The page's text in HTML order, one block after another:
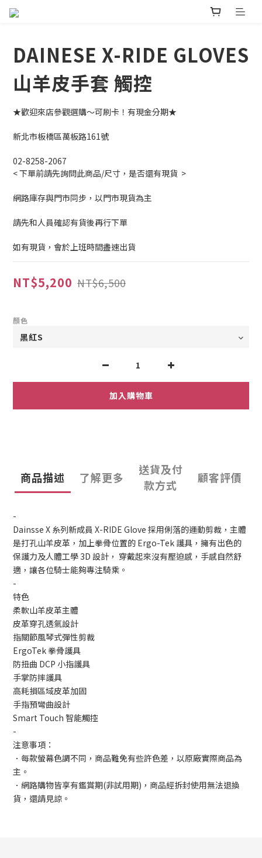
DAINESE X-RIDE GLOVES
山羊皮手套 觸控
★歡迎來店參觀選購～可刷卡！有現金分期★
新北市板橋區萬板路161號
02-8258-2067
< 下單前請先詢問此商品/尺寸，是否還有現貨  >
網路庫存與門市同步，以門市現貨為主
請先和人員確認有貨後再行下單
如有現貨，會於上班時間盡速出貨
NT$5,200 NT$6,500
顏色
加入購物車
商品描述 了解更多
送貨及付
款方式
顧客評價
-
Dainsse X 糸列新成員 X-RIDE Glove 採用俐落的運動剪裁，主體
是打孔山羊皮革，加上拳骨位置的 Ergo-Tek 護具，擁有出色的
保護力及人體工學 3D 設計， 穿戴起來沒有壓迫感，手感自然舒
適，讓各位騎士能夠專注騎乘。
-
特色
柔軟山羊皮革主體
皮革穿孔透氣設計
指關節風琴式彈性剪裁
ErgoTek 拳骨護具
防扭曲 DCP 小指護具
手掌防摔護具
高耗損區域皮革加固
手指預彎曲設計
Smart Touch 智能觸控
-
注意事項：
．每款螢幕色調不同，商品難免有些許色差，以原廠實際商品為
主。
．網路購物皆享有鑑賞期(非試用期)，商品經拆封使用無法退換
貨，還請見諒。